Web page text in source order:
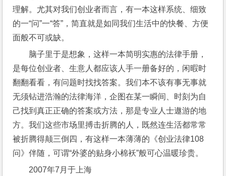
理解。尤其对我们创业者而言，有一本这样系统、细致
的一“问”一“答”，简直就是如同我们生活中的快餐、方便
面般不可或缺。
脑子里于是想象，这样一本简明实惠的法律手册，
是每位创业者、生意人都应该人手一册备好的，闲暇时
翻翻看看，有问题时找找答案。我们本不该有事无事就
无须钻进浩瀚的法律海洋，企图在某一瞬间、时刻为自
己找到真正正确的答案或方法，那是专业人士遨游的地
方。我们这些市场里搏击折腾的人，既然连生活都常常
被折腾得颠三倒四，有这样一本薄薄的《创业法律108
问》伴随，可谓“外婆的贴身小棉袄”般可心温暖珍贵。
2007年7月于上海